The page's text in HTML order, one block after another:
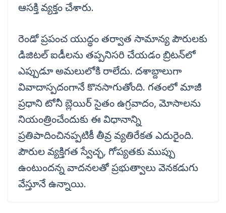
ఆసక్తి వ్యక్తం చేశారు.
రెండో ప్రపంచ యుద్ధం తర్వాత సామాన్య పౌరులకు
డిజిటల్‌ ఐడీలను తప్పనిసరి చేయడం బ్రిటన్‌లో
ఎప్పుడూ అమలులోకి రాలేదు. దశాబ్దాలుగా
వివాదాస్పదంగానే కొనసాగుతోంది. గతంలో మాజీ
ప్రధాని టోనీ బ్లెయిర్‌ సైతం ఉగ్రవాదం, మోసాలను
నియంత్రించేందుకు ఈ విధానాన్ని
ప్రతిపాదించినప్పటికీ తీవ్ర వ్యతిరేకత ఎదురైంది.
పౌరుల వ్యక్తిగత స్వేచ్ఛ, గోప్యతకు ముప్పు
ఉంటుందన్న వాదనలతో ప్రభుత్వాలు వెనకడుగు
వేస్తూనే ఉన్నాయి.